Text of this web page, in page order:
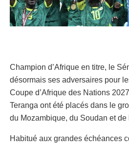
Champion d’Afrique en titre, le
désormais ses adversaires pour
Coupe d’Afrique des Nations
Teranga ont été placés dans le
du Mozambique, du Soudan et de
Habitué aux grandes échéances